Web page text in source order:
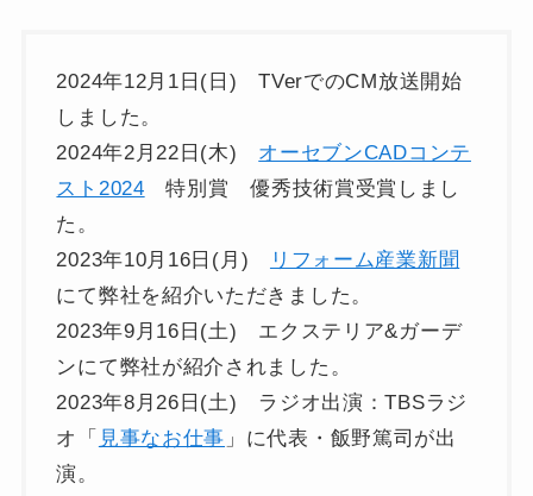
2024年12月1日(日) TVerでのCM放送開始
しました。
2024年2月22日(木) オーセブンCADコンテ
スト2024 特別賞 優秀技術賞受賞しまし
た。
2023年10月16日(月)
リフォーム産業新聞
にて弊社を紹介いただきました。
2023年9月16日(土) エクステリア&ガーデ
ンにて弊社が紹介されました。
2023年8月26日(土) ラジオ出演：TBSラジ
オ「 見事なお仕事 」に代表・飯野篤司が出
演。